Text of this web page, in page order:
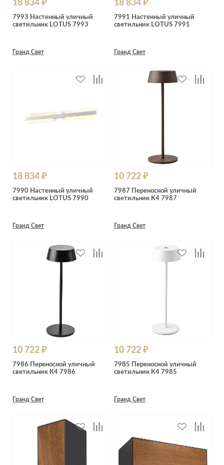
18 834 ₽
7993 Настенный уличный
светильник LOTUS 7993
Гранд Свет
18 834 ₽
7991 Настенный уличный
светильник LOTUS 7991
Гранд Свет
18 834 ₽
7990 Настенный уличный
светильник LOTUS 7990
Гранд Свет
10 722 ₽
7987 Переносной уличный
светильник K4 7987
Гранд Свет
10 722 ₽
7986 Переносной уличный
светильник K4 7986
Гранд Свет
10 722 ₽
7985 Переносной уличный
светильник K4 7985
Гранд Свет